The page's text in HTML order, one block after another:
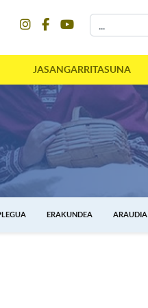
JASANGARRITASUNA
ERAKUNDEA ARAUDIA